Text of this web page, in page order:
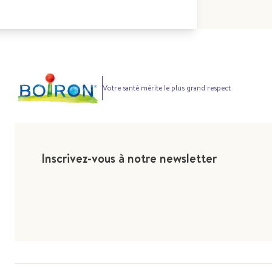
Votre santé mérite le plus grand respect
Inscrivez-vous à notre newsletter